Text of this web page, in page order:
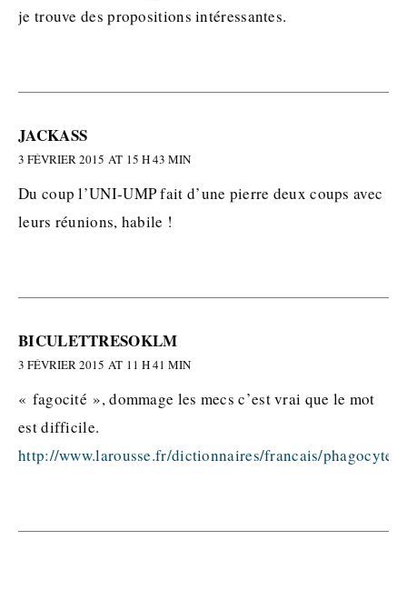
je trouve des propositions intéressantes.
JACKASS
3 FÉVRIER 2015 AT 15 H 43 MIN
Du coup l’UNI-UMP fait d’une pierre deux coups avec
leurs réunions, habile !
BICULETTRESOKLM
3 FÉVRIER 2015 AT 11 H 41 MIN
« fagocité », dommage les mecs c’est vrai que le mot
est difficile.
http://www.larousse.fr/dictionnaires/francais/phagocyter/